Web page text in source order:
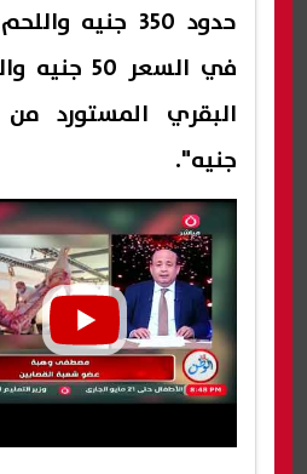
حدود 350 جنيه
في السعر 50
جنيه".